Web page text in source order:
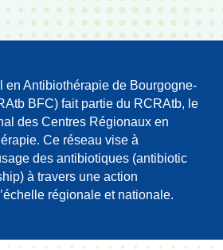
en Antibiothérapie de Bourgogne-
BFC) fait partie du RCRAtb, le
des Centres Régionaux en
Ce réseau vise à
des antibiotiques (antibiotic
à travers une action
régionale et nationale.